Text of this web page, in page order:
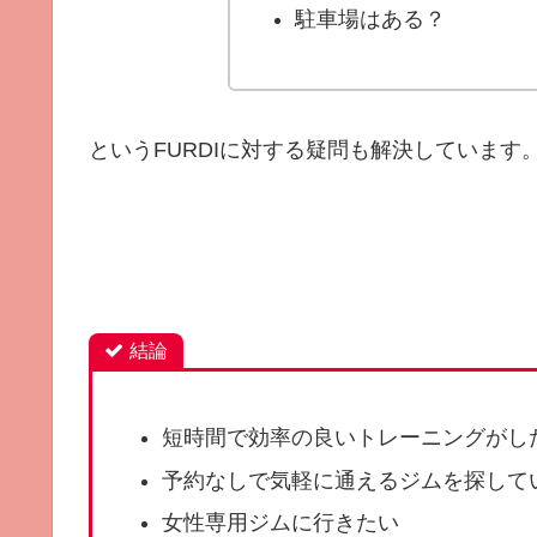
駐車場はある？
というFURDIに対する疑問も解決しています。
結論
短時間で効率の良いトレーニングがし
予約なしで気軽に通えるジムを探して
女性専用ジムに行きたい